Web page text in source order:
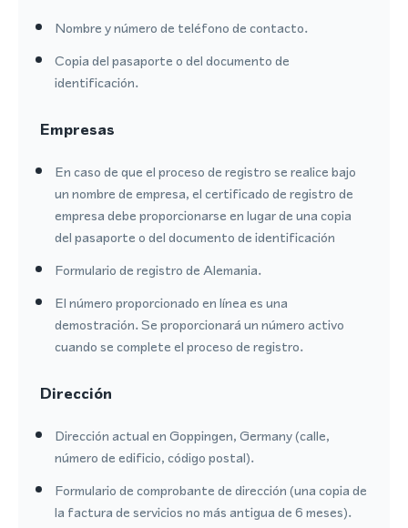
Nombre y número de teléfono de contacto.
Copia del pasaporte o del documento de
identificación.
Empresas
En caso de que el proceso de registro se realice bajo
un nombre de empresa, el certificado de registro de
empresa debe proporcionarse en lugar de una copia
del pasaporte o del documento de identificación
Formulario de registro de Alemania.
El número proporcionado en línea es una
demostración. Se proporcionará un número activo
cuando se complete el proceso de registro.
Dirección
Dirección actual en Goppingen, Germany (calle,
número de edificio, código postal).
Formulario de comprobante de dirección (una copia de
la factura de servicios no más antigua de 6 meses).